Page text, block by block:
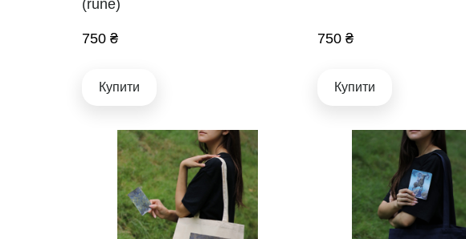
(rune)
750 ₴
Купити
750 ₴
Купити